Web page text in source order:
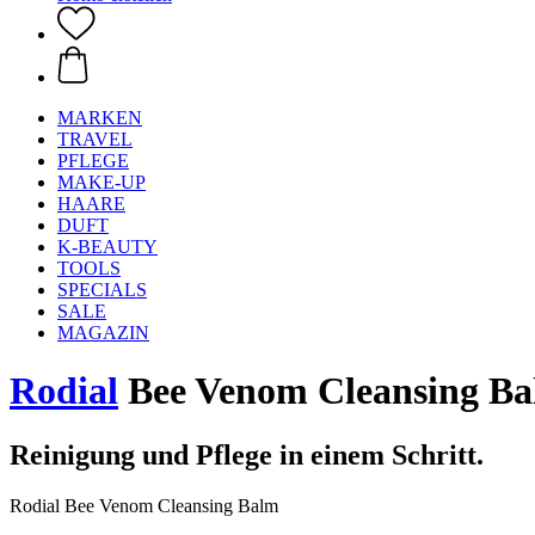
MARKEN
TRAVEL
PFLEGE
MAKE-UP
HAARE
DUFT
K-BEAUTY
TOOLS
SPECIALS
SALE
MAGAZIN
Rodial Bee Venom Cleansing
Reinigung und Pflege in einem Schritt.
Rodial Bee Venom Cleansing Balm